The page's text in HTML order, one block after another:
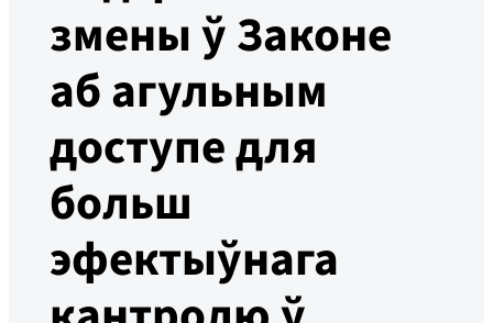
змены ў Законе
аб агульным
доступе для
больш
эфектыўнага